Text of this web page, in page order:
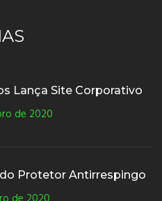
Lança Site Corporativo
de 2020
Protetor Antirrespingo